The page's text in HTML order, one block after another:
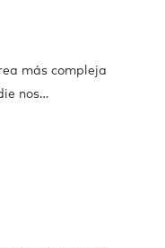
más compleja
nos…